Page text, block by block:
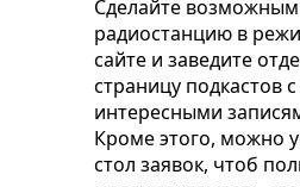
Сделайте
радиостанцию в
сайте и заведите
страницу подкастов
интересными
Кроме этого, можно
стол заявок, чтоб